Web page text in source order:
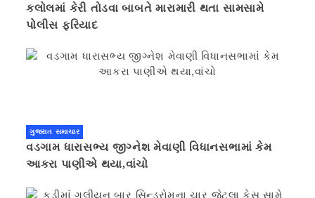
કલોલમાં કેરી તોડવા બાબતે મારામારી થતા સામસામે
પોલીસ ફરિયાદ
ગુજરાત સમાચાર
વડગામ ધારાસભ્ય જીગ્નેશ મેવાણી વિધાનસભામાં કેમ
આકરા પાણીએ થયા,વાંચો